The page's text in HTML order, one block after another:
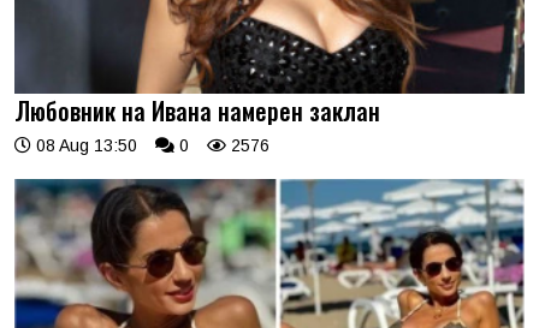
Любовник на Ивана намерен заклан
08 Aug 13:50 0 2576